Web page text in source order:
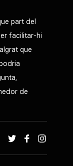
part del
facilitar-hi
que
de